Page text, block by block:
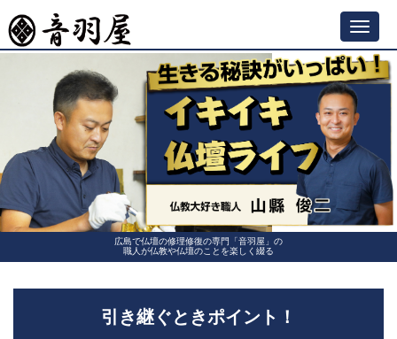
広島で仏壇の修理修復の専門「音羽屋」の
職人が仏教や仏壇のことを楽しく綴る
引き継ぐときポイント！